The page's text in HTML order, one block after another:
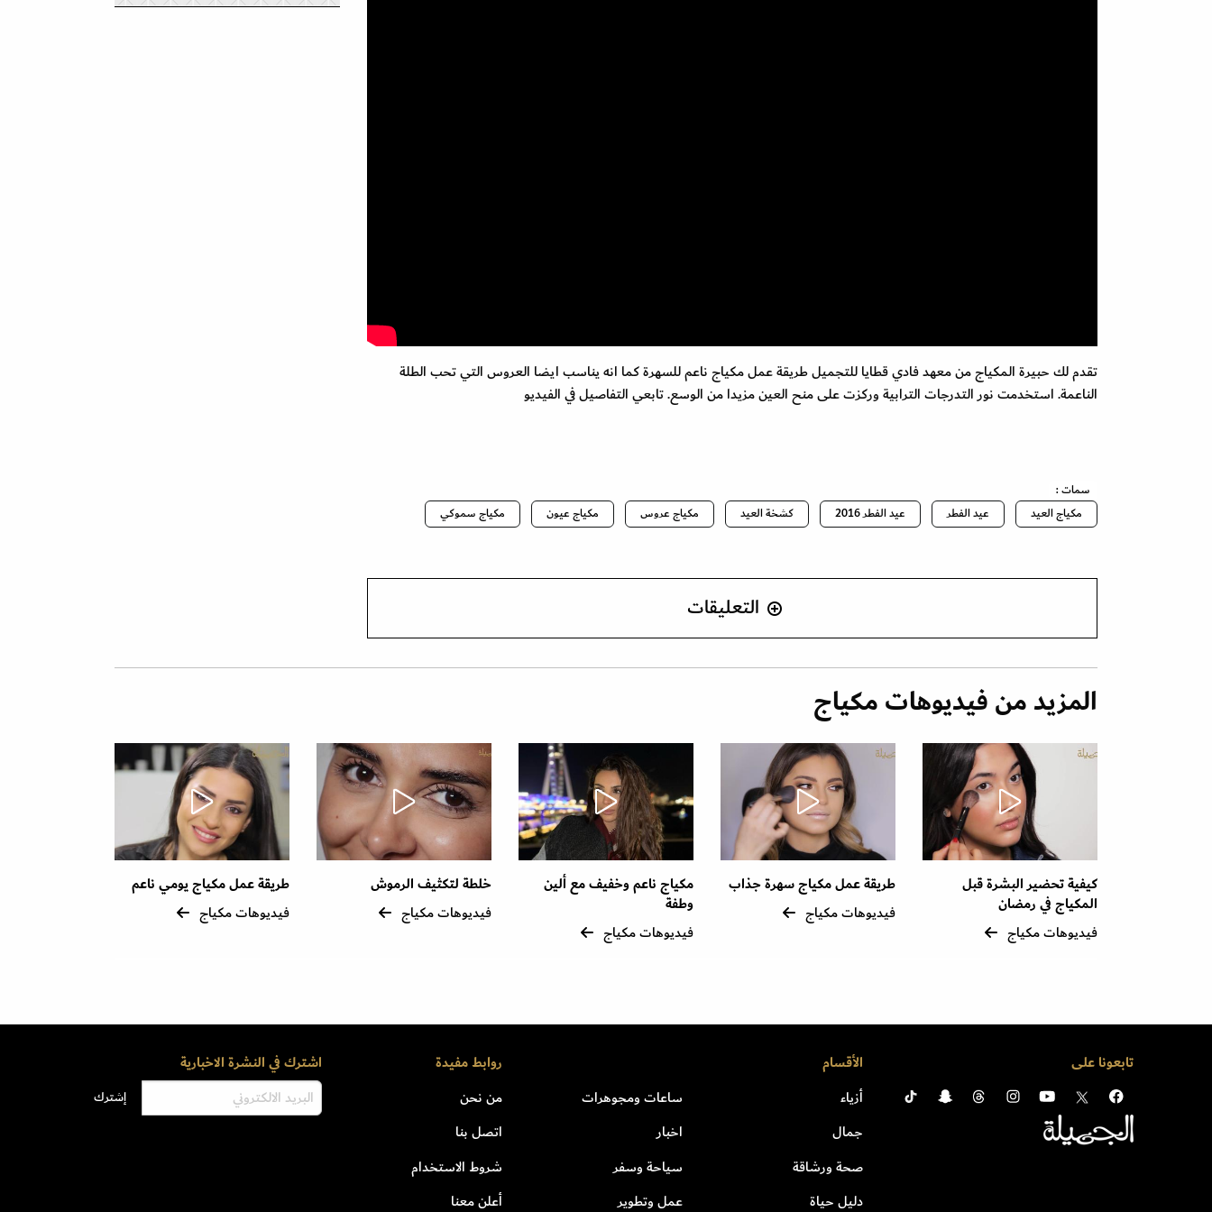
تقدم لك حبيرة المكياج من معهد فادي قطايا للتجميل طريقة عمل مكياج ناعم للسهرة كما انه يناسب ايضا العروس التي تحب الطلة
الناعمة. استخدمت نور التدرجات الترابية وركزت على منح العين مزيدا من الوسع. تابعي التفاصيل في الفيديو
سمات :
مكياج العيد
عيد الفطر عيد الفطر 2016 كشخة العيد مكياج عروس مكياج عيون مكياج سموكي
التعليقات
المزيد من فيديوهات مكياج
كيفية تحضير البشرة قبل
المكياج في رمضان
فيديوهات مكياج
طريقة عمل مكياج سهرة جذاب
فيديوهات مكياج
مكياج ناعم وخفيف مع ألين
وطفة
فيديوهات مكياج
خلطة لتكثيف الرموش
فيديوهات مكياج
طريقة عمل مكياج يومي ناعم
فيديوهات مكياج
تابعونا على الأقسام
أزياء
جمال
صحة ورشاقة
دليل حياة
ساعات ومجوهرات
اخبار
سياحة وسفر
عمل وتطوير
روابط مفيدة
من نحن
اتصل بنا
شروط الاستخدام
أعلن معنا
اشترك في النشرة الاخبارية